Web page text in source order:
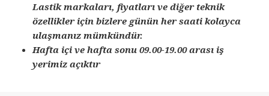
Lastik markaları, fiyatları ve diğer teknik
özellikler için bizlere günün her saati kolayca
ulaşmanız mümkündür.
Hafta içi ve hafta sonu 09.00-19.00 arası iş
yerimiz açıktır